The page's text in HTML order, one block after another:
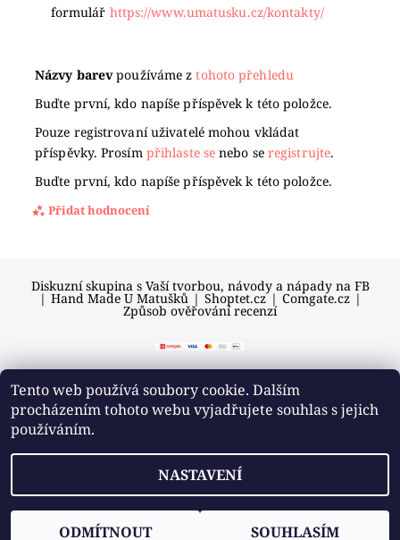
formulář https://www.umatusku.cz/kontakty/
Názvy barev používáme ztohoto přehledu
Buďte první, kdo napíše příspěvek k této položce.
Pouze registrovaní uživatelé mohou vkládat
příspěvky. Prosím přihlaste se nebo se registrujte.
Buďte první, kdo napíše příspěvek k této položce.
Přidat hodnocení
Diskuzní skupina s Vaší tvorbou, návody a nápady na FB
| Hand Made U Matušků | Shoptet.cz | Comgate.cz |
Způsob ověřování recenzí
2026 © U Matušků, všechna práva vyhrazena
Tento web používá soubory cookie. Dalším
procházením tohoto webu vyjadřujete souhlas s jejich
používáním.
NASTAVENÍ
ODMÍTNOUT SOUHLASÍM